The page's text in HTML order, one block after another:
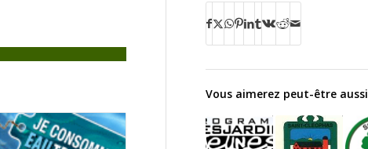
Vous aimerez peut-être aussi